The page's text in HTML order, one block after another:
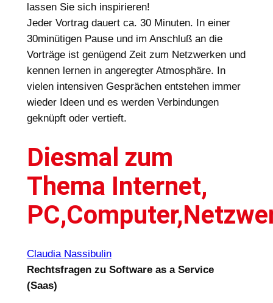
lassen Sie sich inspirieren!
Jeder Vortrag dauert ca. 30 Minuten. In einer
30minütigen Pause und im Anschluß an die
Vorträge ist genügend Zeit zum Netzwerken und
kennen lernen in angeregter Atmosphäre. In
vielen intensiven Gesprächen entstehen immer
wieder Ideen und es werden Verbindungen
geknüpft oder vertieft.
Diesmal zum
Thema Internet,
Claudia Nassibulin
Rechtsfragen zu Software as a Service
(Saas)